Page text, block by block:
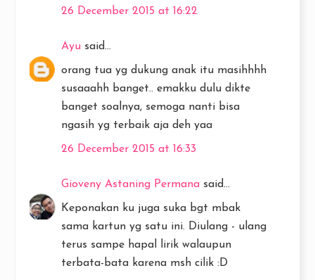
26 December 2015 at 16:22
Ayu said...
orang tua yg dukung anak itu masihhhh
susaaahh banget.. emakku dulu dikte
banget soalnya, semoga nanti bisa
ngasih yg terbaik aja deh yaa
26 December 2015 at 16:33
Gioveny Astaning Permana said...
Keponakan ku juga suka bgt mbak
sama kartun yg satu ini. Diulang - ulang
terus sampe hapal lirik walaupun
terbata-bata karena msh cilik :D